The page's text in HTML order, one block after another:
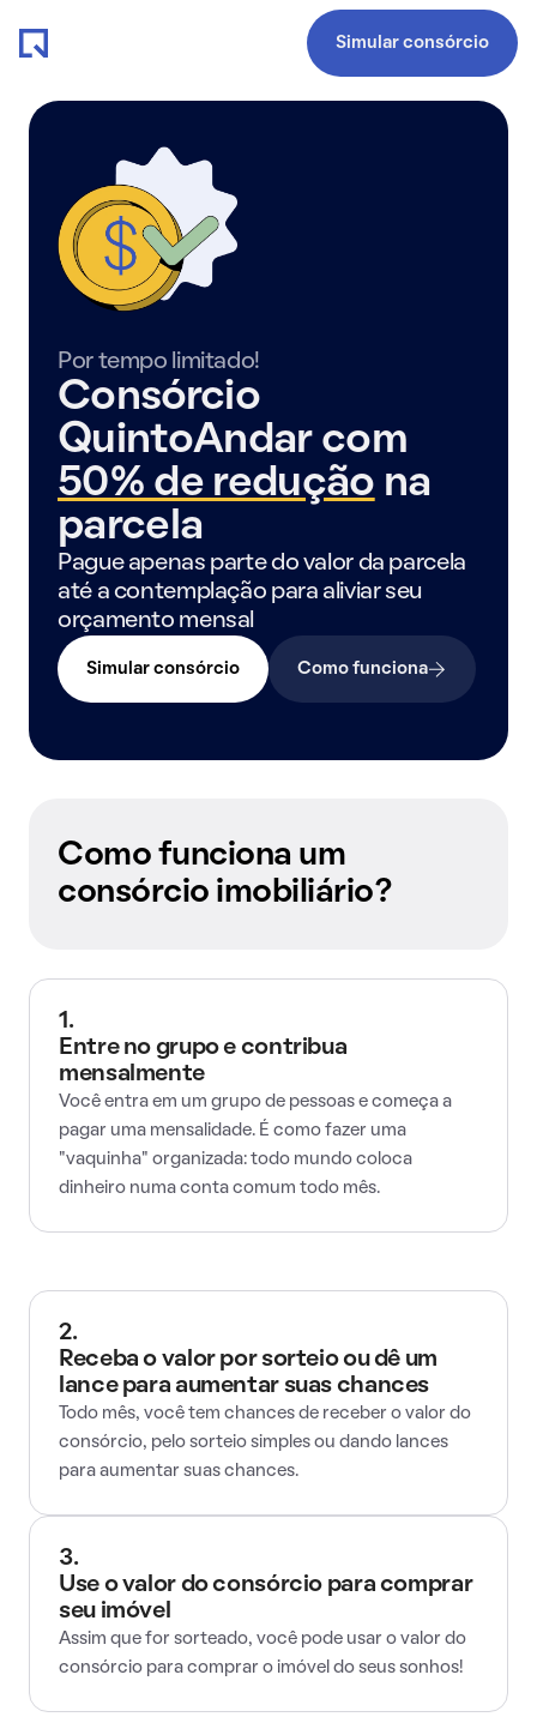
Simular consórcio
Por tempo limitado!
Consórcio
QuintoAndar com
50% de redução na
parcela
Pague apenas parte do valor da parcela
até a contemplação para aliviar seu
orçamento mensal
Simular consórcio Como funciona
Como funciona um
consórcio imobiliário?
1.
Entre no grupo e contribua
mensalmente
Você entra em um grupo de pessoas e começa a
pagar uma mensalidade. É como fazer uma
"vaquinha" organizada: todo mundo coloca
dinheiro numa conta comum todo mês.
2.
Receba o valor por sorteio ou dê um
lance para aumentar suas chances
Todo mês, você tem chances de receber o valor do
consórcio, pelo sorteio simples ou dando lances
para aumentar suas chances.
3.
Use o valor do consórcio para comprar
seu imóvel
Assim que for sorteado, você pode usar o valor do
consórcio para comprar o imóvel do seus sonhos!